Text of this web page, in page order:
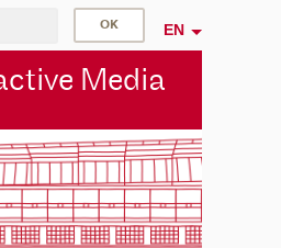
EN
Media